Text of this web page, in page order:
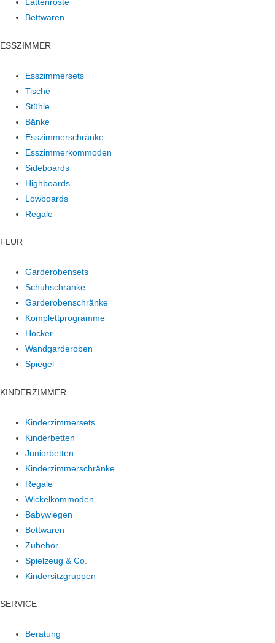
Lattenroste
Bettwaren
ESSZIMMER
Esszimmersets
Tische
Stühle
Bänke
Esszimmerschränke
Esszimmerkommoden
Sideboards
Highboards
Lowboards
Regale
FLUR
Garderobensets
Schuhschränke
Garderobenschränke
Komplettprogramme
Hocker
Wandgarderoben
Spiegel
KINDERZIMMER
Kinderzimmersets
Kinderbetten
Juniorbetten
Kinderzimmerschränke
Regale
Wickelkommoden
Babywiegen
Bettwaren
Zubehör
Spielzeug & Co.
Kindersitzgruppen
SERVICE
Beratung